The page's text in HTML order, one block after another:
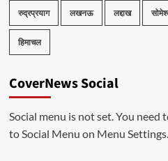
रुद्रप्रयाग लखनऊ लद्दाख
हिमाचल
CoverNews Social
Social menu is not set. You need
to Social Menu on Menu Settings.